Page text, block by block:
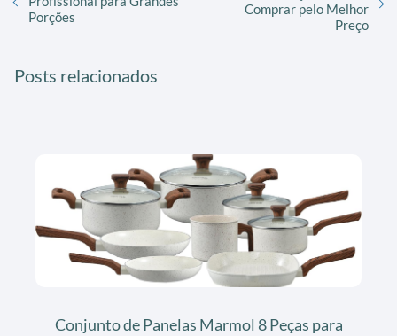
Porções
Comprar pelo Melhor
Preço
Posts relacionados
Conjunto de Panelas Marmol 8 Peças para